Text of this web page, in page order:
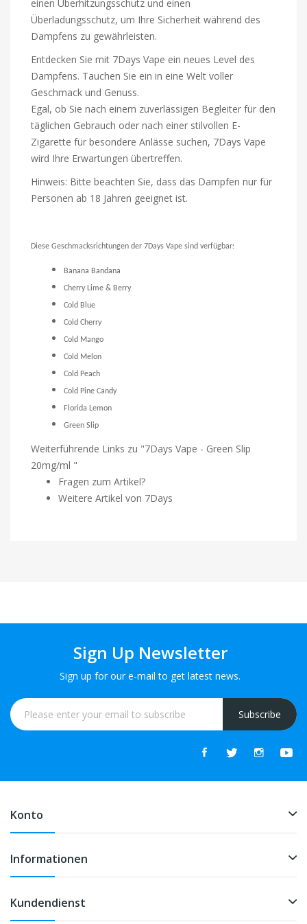
einen Überhitzungsschutz und einen
Überladungsschutz, um Ihre Sicherheit während des
Dampfens zu gewährleisten.
Entdecken Sie mit 7Days Vape ein neues Level des
Dampfens. Tauchen Sie ein in eine Welt voller
Geschmack und Genuss.
Egal, ob Sie nach einem zuverlässigen Begleiter für den
täglichen Gebrauch oder nach einer stilvollen E-
Zigarette für besondere Anlässe suchen, 7Days Vape
wird Ihre Erwartungen übertreffen.
Hinweis: Bitte beachten Sie, dass das Dampfen nur für
Personen ab 18 Jahren geeignet ist.
Diese Geschmacksrichtungen der 7Days Vape sind verfügbar:
Banana Bandana
Cherry Lime & Berry
Cold Blue
Cold Cherry
Cold Mango
Cold Melon
Cold Peach
Cold Pine Candy
Florida Lemon
Green Slip
Weiterführende Links zu "7Days Vape - Green Slip
20mg/ml "
Fragen zum Artikel?
Weitere Artikel von 7Days
Sign Up Newsletter
Sign up for our e-mail to get latest news.
Subscribe
Konto
Informationen
Kundendienst